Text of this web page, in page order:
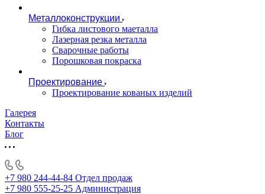
Металлоконструкции
Гибка листового маеталла
Лазерная резка металла
Сварочные работы
Порошковая покраска
Проектирование
Проектирование кованых изделий
Галерея
Контакты
Блог
+7 980 244-44-84 Отдел продаж
+7 980 555-25-25 Администрация